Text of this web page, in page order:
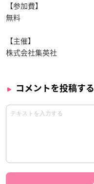
【参加費】
無料
【主催】
株式会社集英社
コメントを投稿する